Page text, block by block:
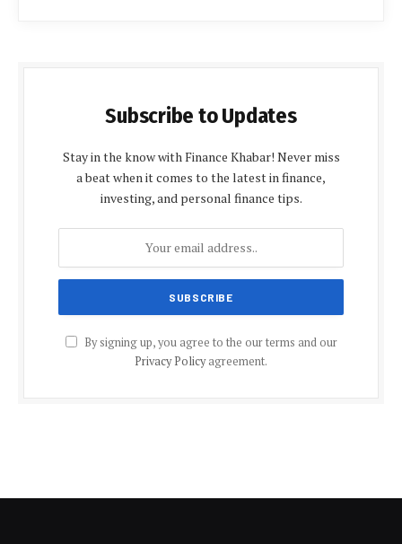
Subscribe to Updates
Stay in the know with Finance Khabar! Never miss
a beat when it comes to the latest in finance,
investing, and personal finance tips.
By signing up, you agree to the our terms and our
Privacy Policyagreement.